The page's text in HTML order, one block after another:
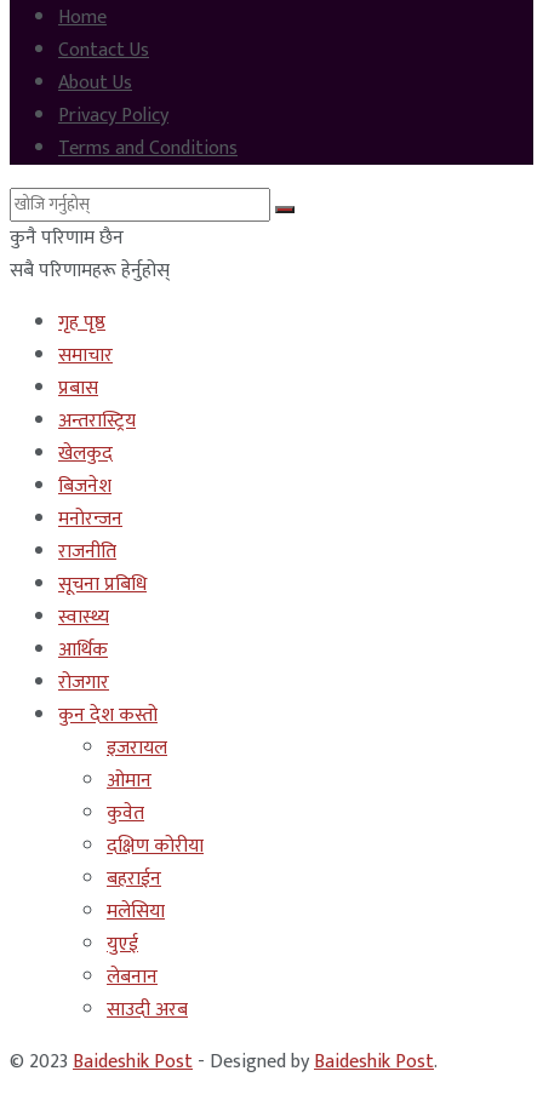
Home
Contact Us
About Us
Privacy Policy
Terms and Conditions
कुनै परिणाम छैन
सबै परिणामहरू हेर्नुहोस्
गृह पृष्ठ
समाचार
प्रबास
अन्तरास्ट्रिय
खेलकुद
बिजनेश
मनोरन्जन
राजनीति
सूचना प्रबिधि
स्वास्थ्य
आर्थिक
रोजगार
कुन देश कस्तो
इजरायल
ओमान
कुवेत
दक्षिण कोरीया
बहराईन
मलेसिया
युएई
लेबनान
साउदी अरब
© 2023Baideshik Post- Designed byBaideshik Post.